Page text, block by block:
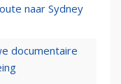
naar Sydney
documentaire